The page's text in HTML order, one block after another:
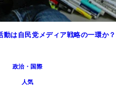
は自民党メディア戦略の一環か？
政治・国際
人気